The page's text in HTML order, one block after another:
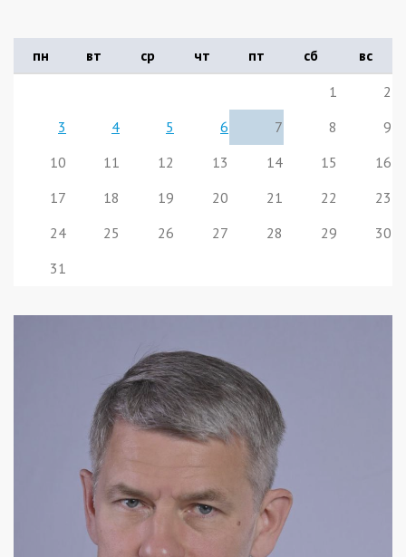
пн вт ср чт пт сб
вс
1
2
3
4 5 6 7 8
9
10
11 12 13 14 15
16
17
18 19 20 21 22
23
24
25 26 27 28 29
30
31